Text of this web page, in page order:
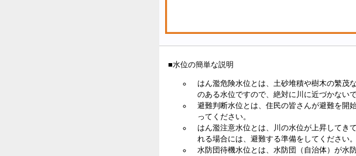
■水位の簡単な説明
はん濫危険水位とは、土砂堆積や樹木の繁茂
のある水位ですので、絶対に川に近づかないで
避難判断水位とは、住民の皆さんが避難を開
ってください。
はん濫注意水位とは、川の水位が上昇してき
れる場合には、避難する準備をしてください
水防団待機水位とは、水防団（自治体）が水